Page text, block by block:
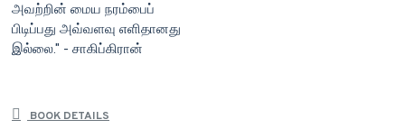
அவற்றின் மைய நரம்பைப்
பிடிப்பது அவ்வளவு எளிதானது
இல்லை." - சாகிப்கிரான்
BOOK DETAILS